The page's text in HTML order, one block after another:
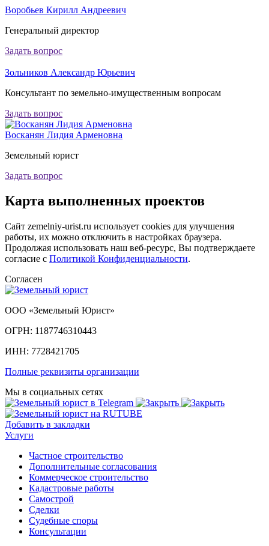
Воробьев Кирилл Андреевич
Генеральный директор
Задать вопрос
Зольников Александр Юрьевич
Консультант по земельно-имущественным вопросам
Задать вопрос
Восканян Лидия Арменовна
Земельный юрист
Задать вопрос
Карта выполненных проектов
Сайт zemelniy-urist.ru использует cookies для улучшения
работы, их можно отключить в настройках браузера.
Продолжая использовать наш веб-ресурс, Вы подтверждаете
согласие с Политикой Конфиденциальности.
Согласен
ООО «Земельный Юрист»
ОГРН: 1187746310443
ИНН: 7728421705
Полные реквизиты организации
Мы в социальных сетях
Добавить в закладки
Услуги
Частное строительство
Дополнительные согласования
Коммерческое строительство
Кадастровые работы
Самострой
Сделки
Судебные споры
Консультации